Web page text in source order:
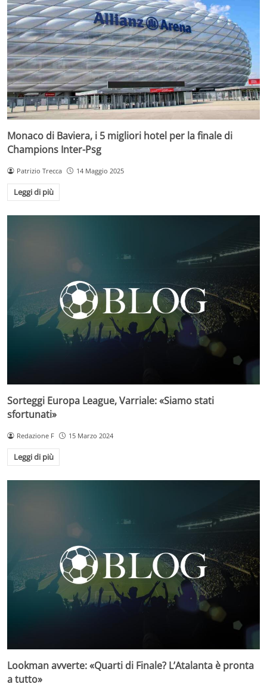
Monaco di Baviera, i 5 migliori hotel per la finale di
Champions Inter-Psg
Patrizio Trecca 14 Maggio 2025
Leggi di più
Sorteggi Europa League, Varriale: «Siamo stati
sfortunati»
Redazione F 15 Marzo 2024
Leggi di più
Lookman avverte: «Quarti di Finale? L’Atalanta è pronta
a tutto»